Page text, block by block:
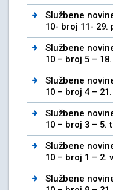
Službene
10- broj 11- 29.
Službene
10 – broj 5 –
Službene
10 – broj 4 –
Službene
10 – broj 3 – 5.
Službene
10 – broj 1 – 2.
Službene